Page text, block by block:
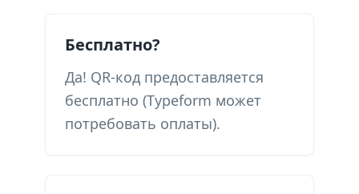
Бесплатно?
Да! QR-код предоставляется
бесплатно (Typeform может
потребовать оплаты).